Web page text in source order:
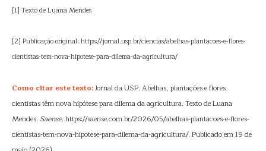
[1] Texto de Luana Mendes
[2] Publicação original: https://jornal.usp.br/ciencias/abelhas-plantacoes-e-flores-
cientistas-tem-nova-hipotese-para-dilema-da-agricultura/
Como citar este texto:Jornal da USP. Abelhas, plantações e flores
cientistas têm nova hipótese para dilema da agricultura. Texto de Luana
Mendes. Saense. https://saense.com.br/2026/05/abelhas-plantacoes-e-flores-
cientistas-tem-nova-hipotese-para-dilema-da-agricultura/. Publicado em 19 de